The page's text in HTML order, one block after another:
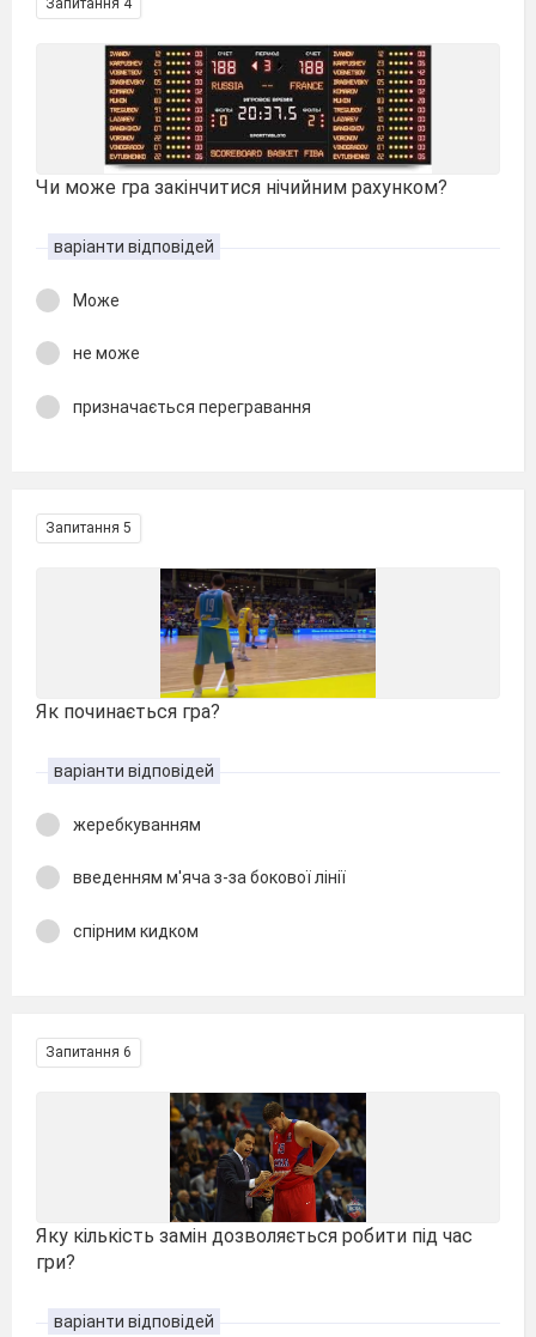
Запитання 4
Чи може гра закінчитися нічийним рахунком?
варіанти відповідей
Може
не може
призначається перегравання
Запитання 5
Як починається гра?
варіанти відповідей
жеребкуванням
введенням м'яча з-за бокової лінії
спірним кидком
Запитання 6
Яку кількість замін дозволяється робити під час
гри?
варіанти відповідей